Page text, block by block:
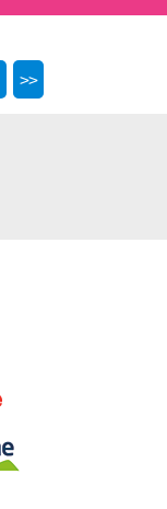
>>Next